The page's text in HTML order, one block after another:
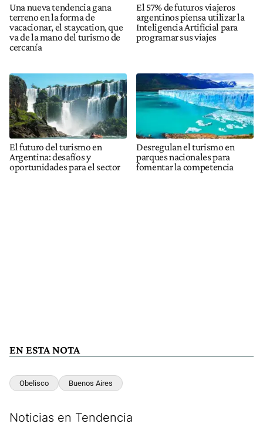
Una nueva tendencia gana
terreno en la forma de
vacacionar, el staycation, que
va de la mano del turismo de
cercanía
El 57% de futuros viajeros
argentinos piensa utilizar la
Inteligencia Artificial para
programar sus viajes
El futuro del turismo en
Argentina: desafíos y
oportunidades para el sector
Desregulan el turismo en
parques nacionales para
fomentar la competencia
EN ESTA NOTA
Obelisco Buenos Aires
Noticias en Tendencia